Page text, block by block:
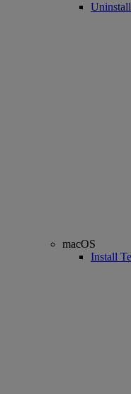
macOS
Install